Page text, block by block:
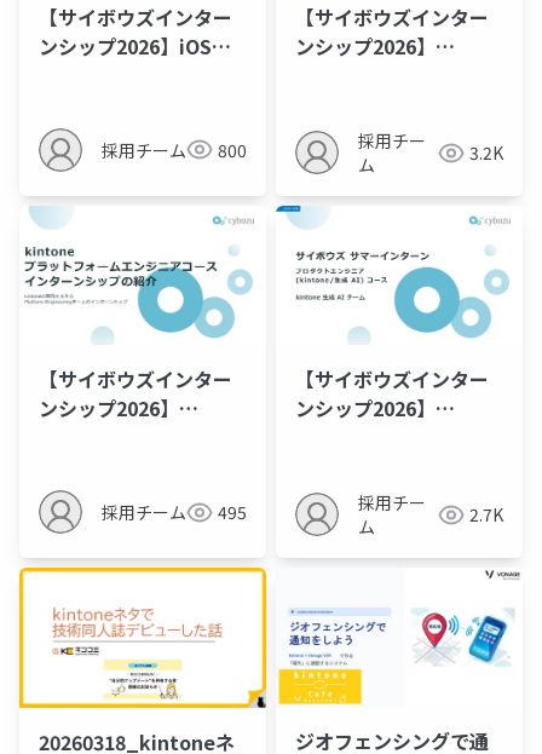
【サイボウズインター
ンシップ2026】iOSモ
3days)）コース 紹介
資料
採用チーム 800
【サイボウズインター
ンシップ2026】
ン・オフライン）コー
ス 紹介資料
採用チー
ム
3.2K
【サイボウズインター
ンシップ2026】
ス 紹介資料
採用チーム 495
【サイボウズインター
ンシップ2026】
ース 紹介資料
採用チー
ム
2.7K
20260318_kintoneネ ジオフェンシングで通